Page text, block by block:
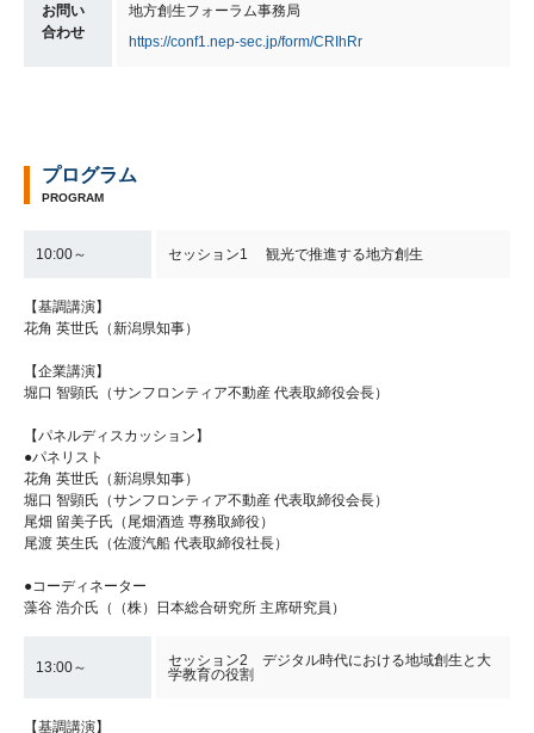
お問い
合わせ
地方創生フォーラム事務局
https://conf1.nep-sec.jp/form/CRIhRr
プログラム
PROGRAM
10:00～ セッション1 観光で推進する地方創生
【基調講演】
花角 英世氏（新潟県知事）
【企業講演】
堀口 智顕氏（サンフロンティア不動産 代表取締役会長）
【パネルディスカッション】
●パネリスト
花角 英世氏（新潟県知事）
堀口 智顕氏（サンフロンティア不動産 代表取締役会長）
尾畑 留美子氏（尾畑酒造 専務取締役）
尾渡 英生氏（佐渡汽船 代表取締役社長）
●コーディネーター
藻谷 浩介氏（（株）日本総合研究所 主席研究員）
13:00～
セッション2 デジタル時代における地域創生と大
学教育の役割
【基調講演】